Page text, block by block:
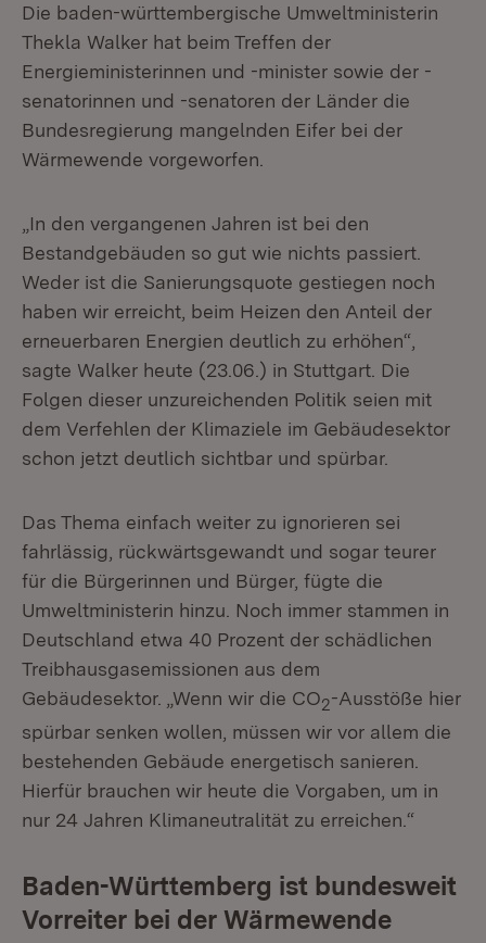
Die baden-württembergische Umweltministerin
Thekla Walker hat beim Treffen der
Energieministerinnen und -minister sowie der -
senatorinnen und -senatoren der Länder die
Bundesregierung mangelnden Eifer bei der
Wärmewende vorgeworfen.
„In den vergangenen Jahren ist bei den
Bestandgebäuden so gut wie nichts passiert.
Weder ist die Sanierungsquote gestiegen noch
haben wir erreicht, beim Heizen den Anteil der
erneuerbaren Energien deutlich zu erhöhen“,
sagte Walker heute (23.06.) in Stuttgart. Die
Folgen dieser unzureichenden Politik seien mit
dem Verfehlen der Klimaziele im Gebäudesektor
schon jetzt deutlich sichtbar und spürbar.
Das Thema einfach weiter zu ignorieren sei
fahrlässig, rückwärtsgewandt und sogar teurer
für die Bürgerinnen und Bürger, fügte die
Umweltministerin hinzu. Noch immer stammen in
Deutschland etwa 40 Prozent der schädlichen
Treibhausgasemissionen aus dem
Gebäudesektor. „Wenn wir die CO2-Ausstöße hier
spürbar senken wollen, müssen wir vor allem die
bestehenden Gebäude energetisch sanieren.
Hierfür brauchen wir heute die Vorgaben, um in
nur 24 Jahren Klimaneutralität zu erreichen.“
Baden-Württemberg ist bundesweit
Vorreiter bei der Wärmewende